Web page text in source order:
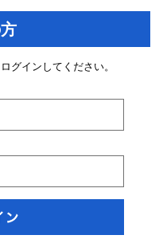
グインしてください。